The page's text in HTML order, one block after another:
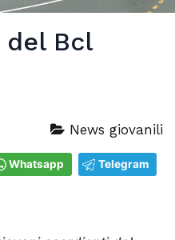
Bcl
News giovanili
Whatsapp Telegram